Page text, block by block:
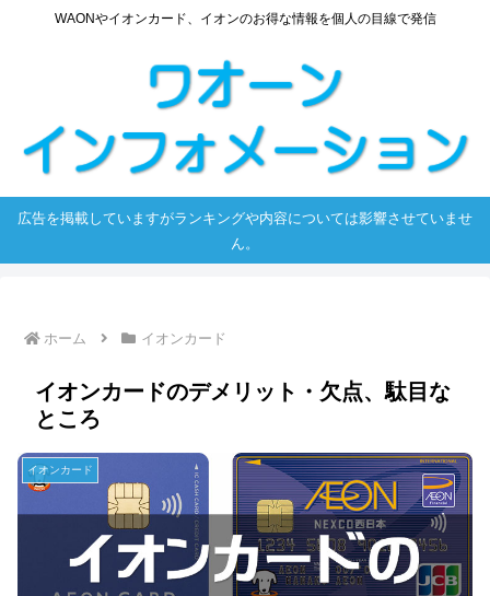
WAONやイオンカード、イオンのお得な情報を個人の目線で発信
広告を掲載していますがランキングや内容については影響させていませ
ん。
ホーム イオンカード
イオンカードのデメリット・欠点、駄目な
ところ
イオンカード